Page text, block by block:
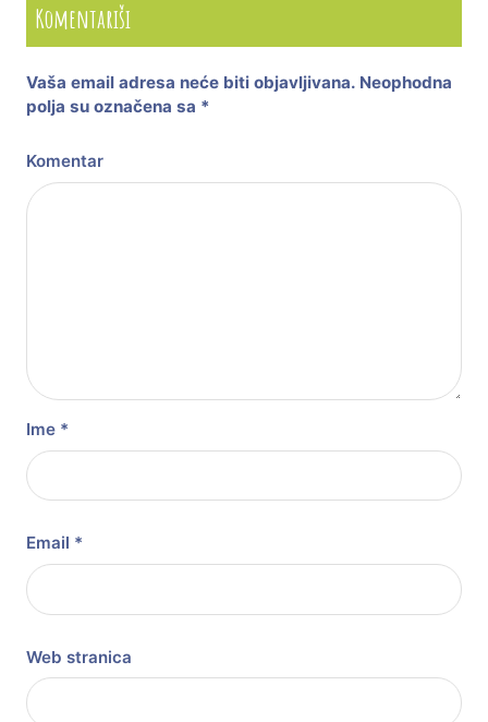
Komentariši
Vaša email adresa neće biti objavljivana. Neophodna
polja su označena sa *
Komentar
Ime *
Email *
Web stranica